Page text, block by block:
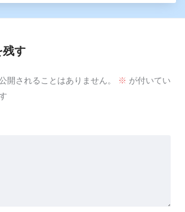
残す
開されることはありません。 ※ が付いてい